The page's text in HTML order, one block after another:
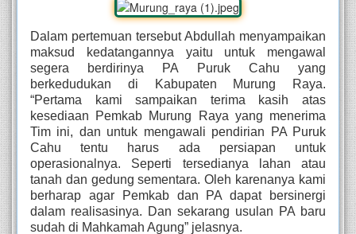
Dalam pertemuan tersebut Abdullah menyampaikan
maksud kedatangannya yaitu untuk mengawal
segera berdirinya PA Puruk Cahu yang
berkedudukan di Kabupaten Murung Raya.
“Pertama kami sampaikan terima kasih atas
kesediaan Pemkab Murung Raya yang menerima
Tim ini, dan untuk mengawali pendirian PA Puruk
Cahu tentu harus ada persiapan untuk
operasionalnya. Seperti tersedianya lahan atau
tanah dan gedung sementara. Oleh karenanya kami
berharap agar Pemkab dan PA dapat bersinergi
dalam realisasinya. Dan sekarang usulan PA baru
sudah di Mahkamah Agung” jelasnya.